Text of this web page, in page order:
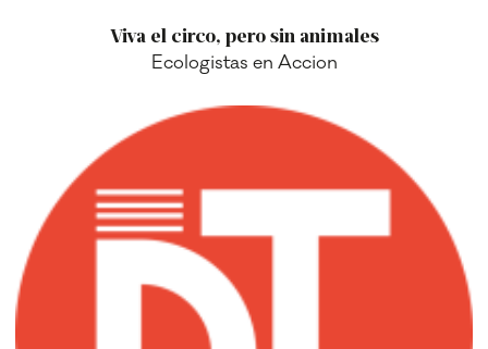
Viva el circo, pero sin animales
Ecologistas en Accion